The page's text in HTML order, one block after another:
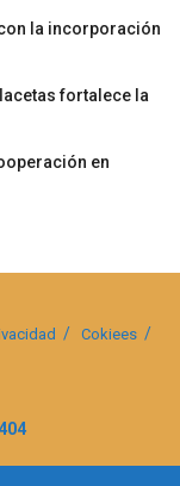
la incorporación
fortalece la
en
Cokiees